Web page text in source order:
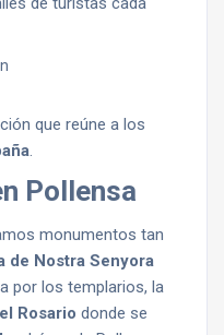
que reúne a los
.
Pollensa
monumentos tan
de Nostra Senyora
por los templarios, la
Rosario donde se